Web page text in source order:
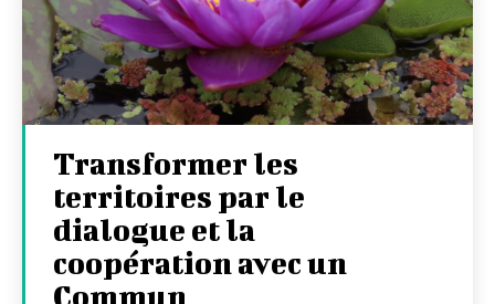
Transformer les
territoires par le
dialogue et la
coopération avec un
Commun